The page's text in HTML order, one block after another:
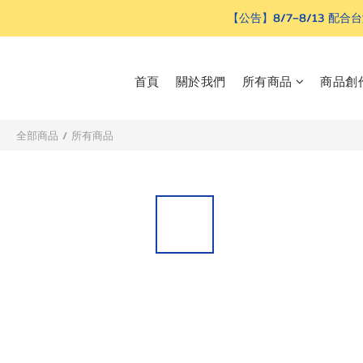
【公告】8/7–8/13 配合
首頁 關於我們 所有商品 商品創
全部商品 / 所有商品